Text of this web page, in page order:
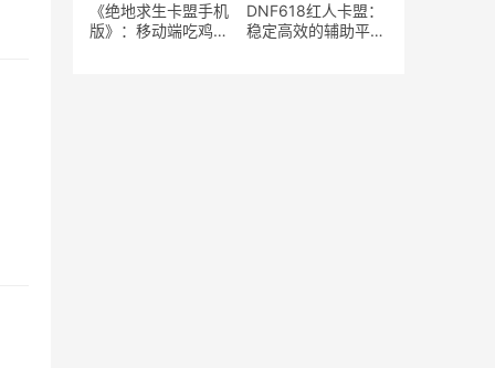
《绝地求生卡盟手机
版》：移动端吃鸡新
DNF618红人卡盟：
稳定高效的辅助平台